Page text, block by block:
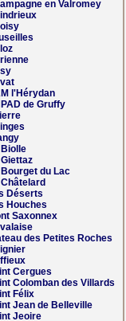
en Valromey
l'Hérydan
de Gruffy
Biolle
Giettaz
Bourget du Lac
Châtelard
Déserts
Houches
Saxonnex
des Petites Roches
Cergues
Colomban des Villards
Félix
Jean de Belleville
Jeoire